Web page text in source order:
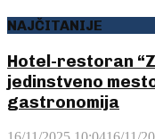
NAJČITANIJE
Hotel-restoran
jedinstveno
gastronomija